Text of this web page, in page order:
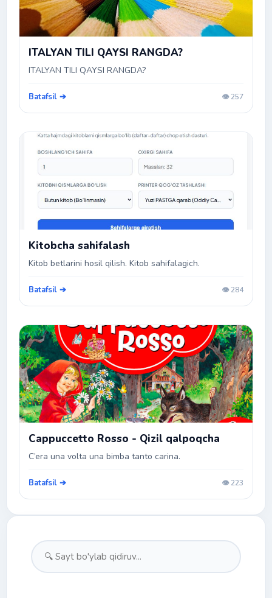
ITALYAN TILI QAYSI RANGDA?
ITALYAN TILI QAYSI RANGDA?
Batafsil ➔ 👁️ 257
Kitobcha sahifalash
Kitob betlarini hosil qilish. Kitob sahifalagich.
Batafsil ➔ 👁️ 284
Cappuccetto Rosso - Qizil qalpoqcha
C’era una volta una bimba tanto carina.
Batafsil ➔ 👁️ 223